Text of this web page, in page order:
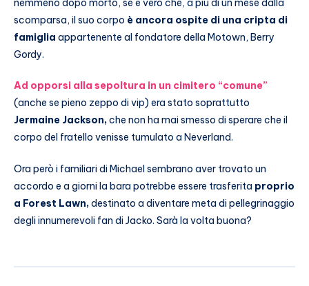
scomparsa, il suo corpo è ancora ospite di una cripta di
famiglia appartenente al fondatore della Motown, Berry
Gordy.
Ad opporsi alla sepoltura in un cimitero “comune”
(anche se pieno zeppo di vip) era stato soprattutto
Jermaine Jackson,che non ha mai smesso di sperare che il
corpo del fratello venisse tumulato a Neverland.
Ora però i familiari di Michael sembrano aver trovato un
accordo e a giorni la bara potrebbe essere trasferita proprio
a Forest Lawn,destinato a diventare meta di pellegrinaggio
degli innumerevoli fan di Jacko. Sarà la volta buona?